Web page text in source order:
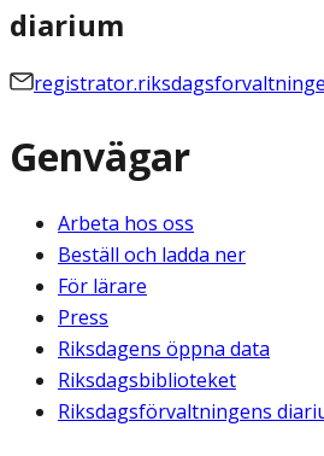
diarium
Genvägar
Arbeta hos oss
Beställ och ladda ner
För lärare
Press
Riksdagens öppna data
Riksdagsbiblioteket
Riksdagsförvaltningens